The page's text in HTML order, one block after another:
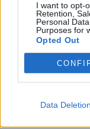
I want to opt-
Retention,
Personal
Purposes for
Opted Out
Data Deletion
Deseu el meu
aquest navegador